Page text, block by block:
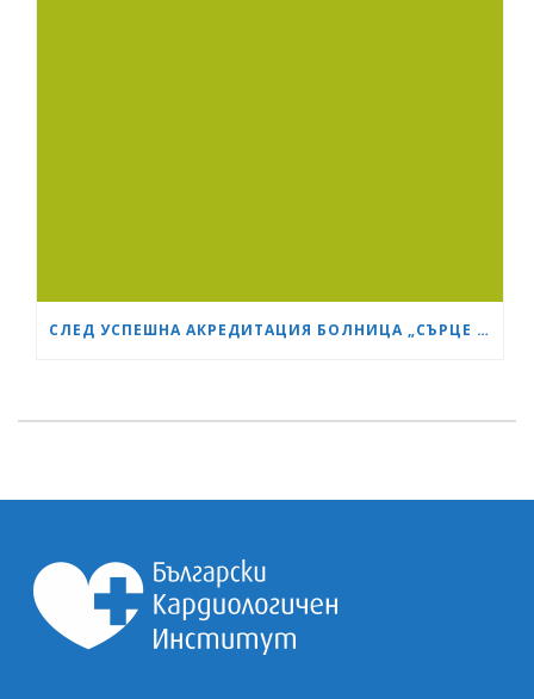
СЛЕД УСПЕШНА АКРЕДИТАЦИЯ БОЛНИЦА „СЪРЦЕ И МОЗЪК“ СТАНА GESEA DIPLOMA CENTER